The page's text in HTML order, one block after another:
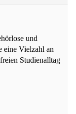
und
eine Vielzahl an
Studienalltag